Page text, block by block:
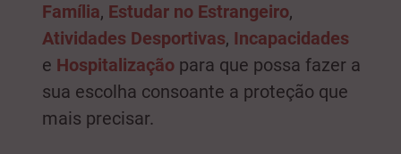
Família, Estudar no Estrangeiro,
Atividades Desportivas, Incapacidades
e Hospitalização para que possa fazer a
sua escolha consoante a proteção que
mais precisar.